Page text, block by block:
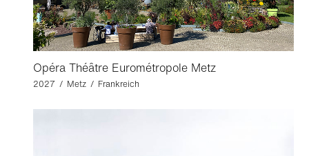
Opéra Théâtre Eurométropole Metz
2027 / Metz / Frankreich